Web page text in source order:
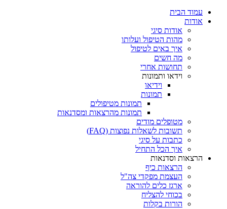
עמוד הבית
אודות
אודות סיגי
מהות הטיפול ועלותו
איך באים לטיפול
מה חשים
תחושות אחרי
וידאו ותמונות
וידיאו
תמונות
תמונות מטיפולים
תמונות מהרצאות ומסדנאות
מטופלים מודים
תשובות לשאלות נפוצות (FAQ)
כתבות על סיגי
איך הכל התחיל
הרצאות וסדנאות
הרצאות כיף
העצמת מפקדי צה"ל
ארגז כלים להוראה
בכוחי להצליח
הורות בקלות